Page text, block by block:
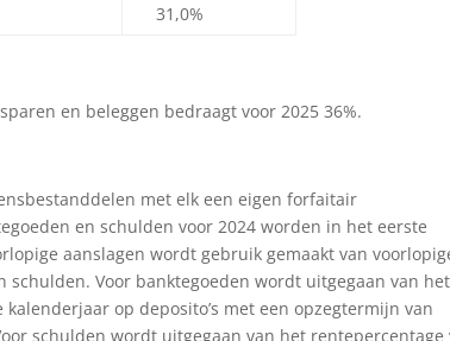
31,0%
en beleggen bedraagt voor 2025 36%.
met elk een eigen forfaitair
en schulden voor 2024 worden in het eerste
aanslagen wordt gebruik gemaakt van
Voor banktegoeden wordt uitgegaan van het
op deposito’s met een opzegtermijn van
schulden wordt uitgegaan van het rentepercentage